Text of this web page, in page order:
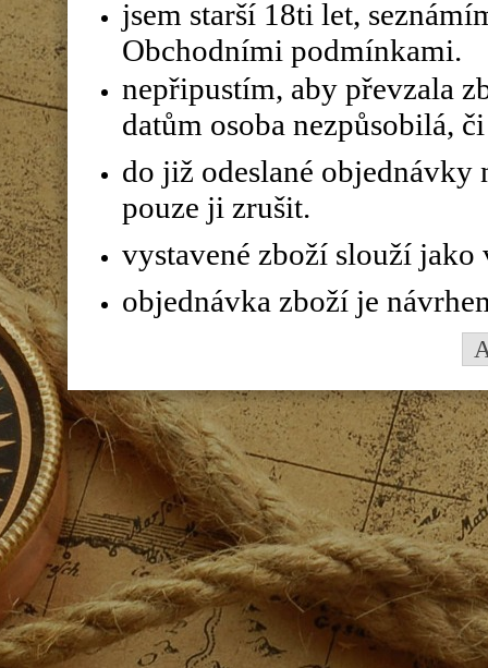
jsem starší 18ti let,
Obchodními podmínkami.
nepřipustím, aby převzala
datům osoba nezpůsobilá,
do již odeslané objednávky
pouze ji zrušit.
vystavené zboží slouží
objednávka zboží je